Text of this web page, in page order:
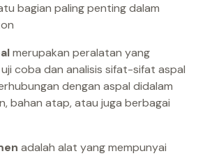
bagian paling penting dalam
merupakan peralatan yang
coba dan analisis sifat-sifat aspal
dengan aspal didalam
bahan atap, atau juga berbagai
adalah alat yang mempunyai